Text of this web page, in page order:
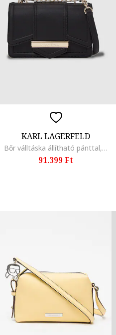
KARL LAGERFELD
Bőr válltáska állítható pánttal, Fekete
91.399 Ft